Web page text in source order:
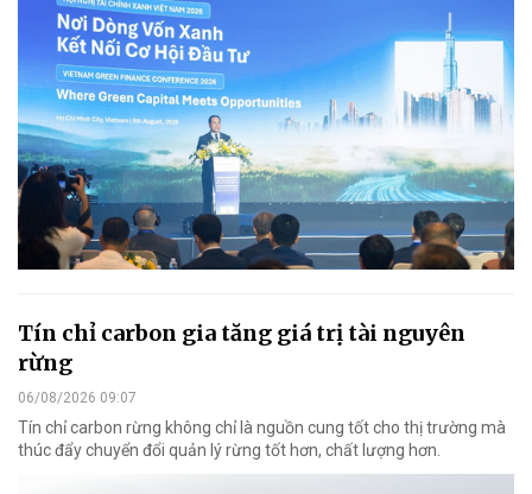
Tín chỉ carbon gia tăng giá trị tài nguyên
rừng
06/08/2026 09:07
Tín chỉ carbon rừng không chỉ là nguồn cung tốt cho thị trường mà
thúc đẩy chuyển đổi quản lý rừng tốt hơn, chất lượng hơn.